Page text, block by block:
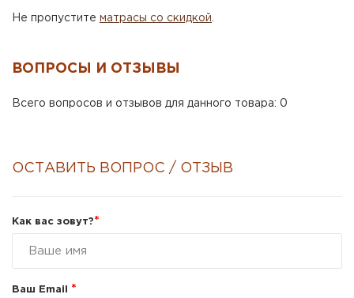
Не пропустите матрасы со скидкой
ВОПРОСЫ И ОТЗЫВЫ
Всего вопросов и отзывов для данного товара: 0
ОСТАВИТЬ ВОПРОС / ОТЗЫВ
Как вас зовут?*
Ваш Email *